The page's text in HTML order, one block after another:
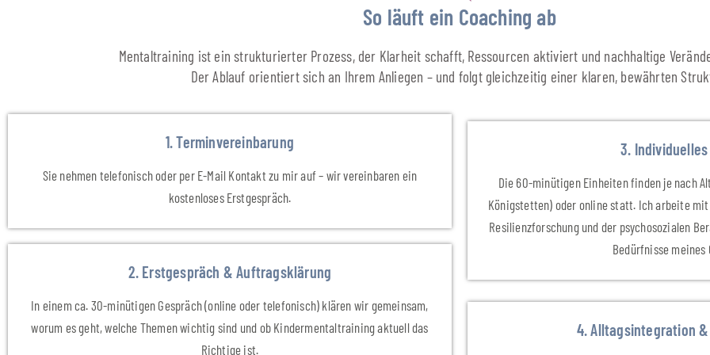
So läuft ein Coaching ab
Mentaltraining ist ein strukturierter Prozess, der Klarheit schafft, Ressourcen aktiviert und nachhaltige
Der Ablauf orientiert sich an Ihrem Anliegen – und folgt gleichzeitig einer klaren, bewährten
1. Terminvereinbarung
Sie nehmen telefonisch oder per E-Mail Kontakt zu mir auf – wir vereinbaren ein
kostenloses Erstgespräch.
2. Erstgespräch & Auftragsklärung
In einem ca. 30-minütigen Gespräch (online oder telefonisch) klären wir gemeinsam,
worum es geht, welche Themen wichtig sind und ob Kindermentaltraining aktuell das
Richtige ist.
3.
Die 60-minütigen Einheiten finden je nach
Königstetten) oder online statt. Ich arbeite
Resilienzforschung und der psychosozialen
Bedürfnisse meines
4. Alltagsintegration